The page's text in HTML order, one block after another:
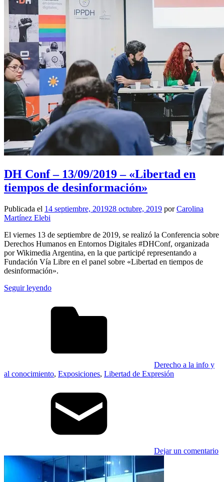
DH Conf – 13/09/2019 – «Libertad en
tiempos de desinformación»
Publicada el 14 septiembre, 201928 octubre, 2019 porCarolina
Martínez Elebi
El viernes 13 de septiembre de 2019, se realizó la Conferencia sobre
Derechos Humanos en Entornos Digitales #DHConf, organizada
por Wikimedia Argentina, en la que participé representando a
Fundación Vía Libre en el panel sobre «Libertad en tiempos de
desinformación».
Seguir leyendo
Derecho a la info y
al conocimiento, Exposiciones, Libertad de Expresión
Dejar un comentario